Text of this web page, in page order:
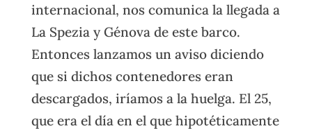
internacional, nos comunica la llegada a
La Spezia y Génova de este barco.
Entonces lanzamos un aviso diciendo
que si dichos contenedores eran
descargados, iríamos a la huelga. El 25,
que era el día en el que hipotéticamente